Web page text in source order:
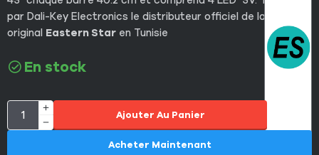
par Dali-Key Electronics le distributeur officiel de la marque
original Eastern Star en Tunisie
En stock
Ajouter Au Panier
Acheter Maintenant